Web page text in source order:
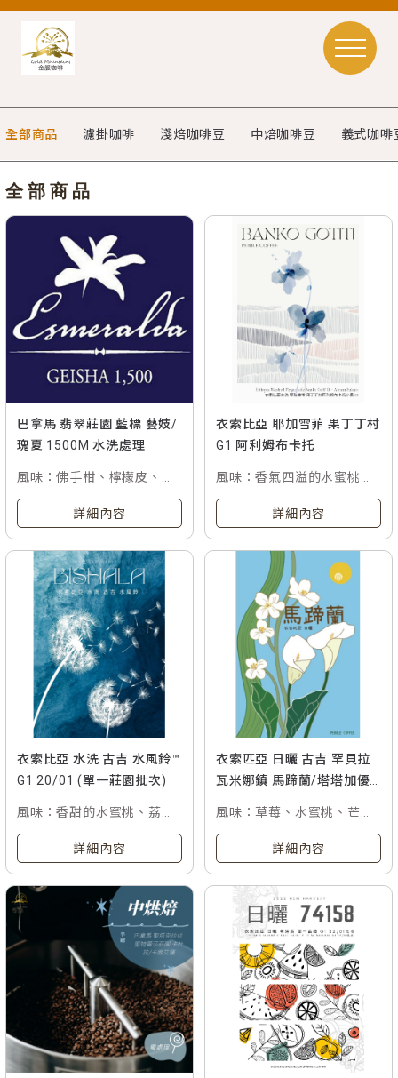
全部商品 濾掛咖啡 淺焙咖啡豆 中焙咖啡豆 義式咖啡
全部商品
巴拿馬 翡翠莊園 藍標 藝妓/
瑰夏 1500M 水洗處理
風味：佛手柑、檸檬皮、柚
子、杏桃帶有茉莉香氣
詳細內容
衣索比亞 耶加雪菲 果丁丁村
G1 阿利姆布卡托
風味：香氣四溢的水蜜桃、
荔枝、檸檬皮、佛手柑與花
詳細內容
衣索比亞 水洗 古吉 水風鈴™
G1 20/01 (單一莊園批次)
風味：香甜的水蜜桃、荔枝
與茉莉
詳細內容
衣索匹亞 日曬 古吉 罕貝拉
瓦米娜鎮 馬蹄蘭/塔塔加優
風味：草莓、水蜜桃、芒果
及哈密瓜風味
詳細內容